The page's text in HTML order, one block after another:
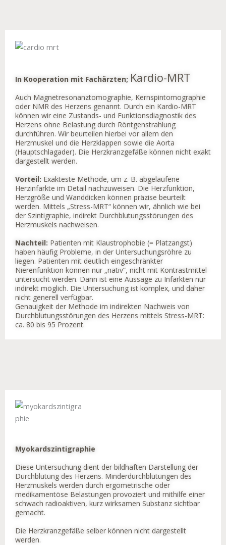
In Kooperation mit Fachärzten; Kardio-MRT
Auch Magnetresonanztomographie, Kernspintomographie
oder NMR des Herzens genannt. Durch ein Kardio-MRT
können wir eine Zustands- und Funktionsdiagnostik des
Herzens ohne Belastung durch Röntgenstrahlung
durchführen. Wir beurteilen hierbei vor allem den
Herzmuskel und die Herzklappen sowie die Aorta
(Hauptschlagader). Die Herzkranzgefäße können nicht exakt
dargestellt werden.
Vorteil: Exakteste Methode, um z. B. abgelaufene
Herzinfarkte im Detail nachzuweisen. Die Herzfunktion,
Herzgröße und Wanddicken können präzise beurteilt
werden. Mittels „Stress-MRT“ können wir, ähnlich wie bei
der Szintigraphie, indirekt Durchblutungsstörungen des
Herzmuskels nachweisen.
Nachteil: Patienten mit Klaustrophobie (= Platzangst)
haben häufig Probleme, in der Untersuchungsröhre zu
liegen. Patienten mit deutlich eingeschränkter
Nierenfunktion können nur „nativ“, nicht mit Kontrastmittel
untersucht werden. Dann ist eine Aussage zu Infarkten nur
indirekt möglich. Die Untersuchung ist komplex, und daher
nicht generell verfügbar.
Genauigkeit der Methode im indirekten Nachweis von
Durchblutungsstörungen des Herzens mittels Stress-MRT:
ca. 80 bis 95 Prozent.
Myokardszintigraphie
Diese Untersuchung dient der bildhaften Darstellung der
Durchblutung des Herzens. Minderdurchblutungen des
Herzmuskels werden durch ergometrische oder
medikamentöse Belastungen provoziert und mithilfe einer
schwach radioaktiven, kurz wirksamen Substanz sichtbar
gemacht.
Die Herzkranzgefäße selber können nicht dargestellt
werden.